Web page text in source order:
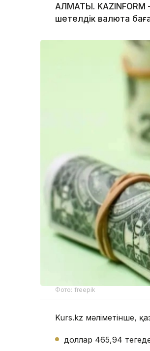
АЛМАТЫ.
шетелдік валюта
Фото: freepik
Kurs.kz мәліметінше,
доллар 465,94